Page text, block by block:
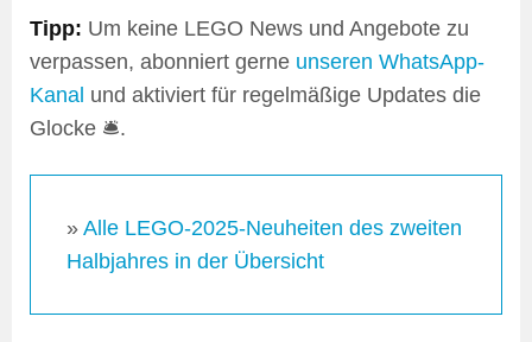
Tipp: Um keine LEGO News und Angebote zu
verpassen, abonniert gerne unseren WhatsApp-
Kanal und aktiviert für regelmäßige Updates die
Glocke 🛎️.
» Alle LEGO-2025-Neuheiten des zweiten
Halbjahres in der Übersicht